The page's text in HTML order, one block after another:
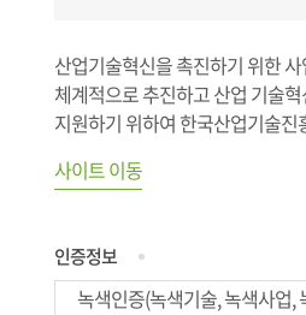
산업기술혁신을 촉진하기 위한
체계적으로 추진하고 산업 기술
지원하기 위하여 한국산업기술
사이트 이동
인증정보
녹색인증(녹색기술, 녹색사업,